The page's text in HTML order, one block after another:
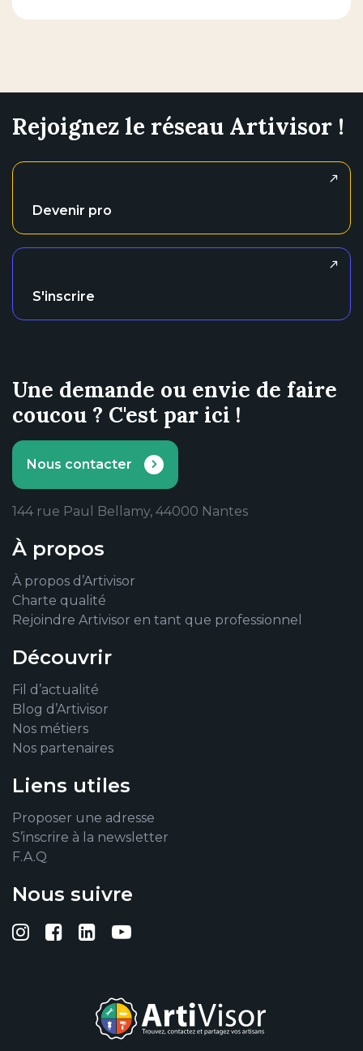
Rejoignez le réseau Artivisor !
Devenir pro
S'inscrire
Une demande ou envie de faire
coucou ? C'est par ici !
Nous contacter
144 rue Paul Bellamy, 44000 Nantes
À propos
À propos d’Artivisor
Charte qualité
Rejoindre Artivisor en tant que professionnel
Découvrir
Fil d’actualité
Blog d’Artivisor
Nos métiers
Nos partenaires
Liens utiles
Proposer une adresse
S’inscrire à la newsletter
F.A.Q
Nous suivre
Suivez-nous sur Instagram
Suivez-nous sur Facebook
Suivez-nous sur Linkedin
Suivez-nous sur